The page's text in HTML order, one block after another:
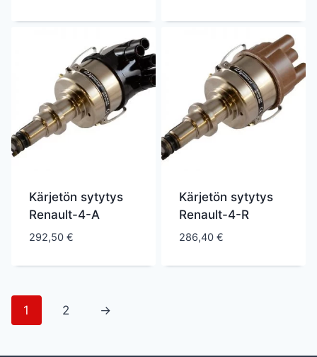
Kärjetön sytytys
Renault-4-A
292,50 €
Kärjetön sytytys
Renault-4-R
286,40 €
1 2 →